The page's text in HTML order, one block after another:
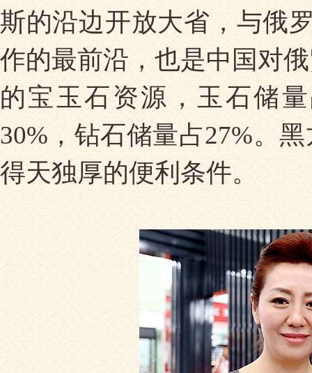
斯的沿边开放大省，与俄
作的最前沿，也是中国对
的宝玉石资源，玉石储
30%，钻石储量占27%。
得天独厚的便利条件。